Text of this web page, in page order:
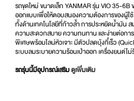
รถขุดใหม่ ขนาดเล็ก YANMAR รุ่น VIO 35-6B
ออกแบบเพื่อให้ตอบสนองความต้องการของผู้ใ
ทั้งด้านเทคโนโลยีที่ก้าวล้ำ การประหยัดน้ำมัน
ความสะดวกสบาย ความทนทาน และง่ายต่อกา
พิเศษพร้อมไลน์หัวเจาะ มีตัวปลดบุ้งกี๋เร็ว
ระบบลมระบายความร้อนเป่าออก เครื่องยนต์ไม่
รถรุ่นนี้มีอุปกรณ์เสริมดูเพิ่มเติม